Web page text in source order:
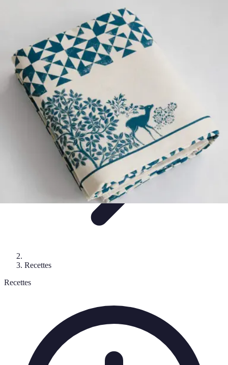
Recettes et Traditions
Accords Mets et Vins
Cuisine Bretonne
Recettes
Recettes